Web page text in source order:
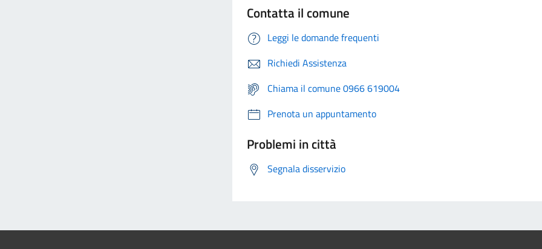
Contatta il comune
Leggi le domande frequenti
Richiedi Assistenza
Chiama il comune 0966 619004
Prenota un appuntamento
Problemi in città
Segnala disservizio